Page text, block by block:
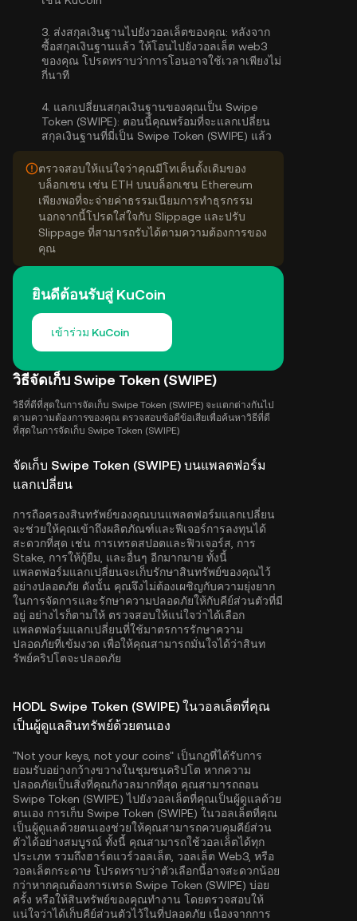
3. ส่งสกุลเงินฐานไปยังวอลเล็ตของคุณ: หลังจาก
ซื้อสกุลเงินฐานแล้ว ให้โอนไปยังวอลเล็ต web3
ของคุณ โปรดทราบว่าการโอนอาจใช้เวลาเพียงไม่
กี่นาที
4. แลกเปลี่ยนสกุลเงินฐานของคุณเป็น Swipe
Token (SWIPE): ตอนนี้คุณพร้อมที่จะแลกเปลี่ยน
สกุลเงินฐานที่มี่เป็น Swipe Token (SWIPE) แล้ว
ตรวจสอบให้แน่ใจว่าคุณมีโทเค็นดั้งเดิมของ
บล็อกเชน เช่น ETH บนบล็อกเชน Ethereum
เพียงพอที่จะจ่ายค่าธรรมเนียมการทำธุรกรรม
นอกจากนี้โปรดใส่ใจกับ Slippage และปรับ
Slippage ที่สามารถรับได้ตามความต้องการของ
คุณ
ยินดีต้อนรับสู่ KuCoin
เข้าร่วม KuCoin
วิธีจัดเก็บ Swipe Token (SWIPE)
วิธีที่ดีที่สุดในการจัดเก็บ Swipe Token (SWIPE) จะแตกต่างกันไป
ตามความต้องการของคุณ ตรวจสอบข้อดีข้อเสียเพื่อค้นหาวิธีที่ดี
ที่สุดในการจัดเก็บ Swipe Token (SWIPE)
จัดเก็บ Swipe Token (SWIPE) บนแพลตฟอร์ม
แลกเปลี่ยน
การถือครองสินทรัพย์ของคุณบนแพลตฟอร์มแลกเปลี่ยน
จะช่วยให้คุณเข้าถึงผลิตภัณฑ์และฟีเจอร์การลงทุนได้
สะดวกที่สุด เช่น การเทรดสปอตและฟิวเจอร์ส, การ
Stake, การให้กู้ยืม, และอื่นๆ อีกมากมาย ทั้งนี้
แพลตฟอร์มแลกเปลี่ยนจะเก็บรักษาสินทรัพย์ของคุณไว้
อย่างปลอดภัย ดังนั้น คุณจึงไม่ต้องเผชิญกับความยุ่งยาก
ในการจัดการและรักษาความปลอดภัยให้กับคีย์ส่วนตัวที่มี
อยู่ อย่างไรก็ตามให้ ตรวจสอบให้แน่ใจว่าได้เลือก
แพลตฟอร์มแลกเปลี่ยนที่ใช้มาตรการรักษาความ
ปลอดภัยที่เข้มงวด เพื่อให้คุณสามารถมั่นใจได้ว่าสินท
รัพย์คริปโตจะปลอดภัย
HODL Swipe Token (SWIPE) ในวอลเล็ตที่คุณ
เป็นผู้ดูแลสินทรัพย์ด้วยตนเอง
"Not your keys, not your coins" เป็นกฎที่ได้รับการ
ยอมรับอย่างกว้างขวางในชุมชนคริปโต หากความ
ปลอดภัยเป็นสิ่งที่คุณกังวลมากที่สุด คุณสามารถถอน
Swipe Token (SWIPE) ไปยังวอลเล็ตที่คุณเป็นผู้ดูแลด้วย
ตนเอง การเก็บ Swipe Token (SWIPE) ในวอลเล็ตที่คุณ
เป็นผู้ดูแลด้วยตนเองช่วยให้คุณสามารถควบคุมคีย์ส่วน
ตัวได้อย่างสมบูรณ์ ทั้งนี้ คุณสามารถใช้วอลเล็ตได้ทุก
ประเภท รวมถึงฮาร์ดแวร์วอลเล็ต, วอลเล็ต Web3, หรือ
วอลเล็ตกระดาษ โปรดทราบว่าตัวเลือกนี้อาจสะดวกน้อย
กว่าหากคุณต้องการเทรด Swipe Token (SWIPE) บ่อย
ครั้ง หรือให้สินทรัพย์ของคุณทำงาน โดยตรวจสอบให้
แน่ใจว่าได้เก็บคีย์ส่วนตัวไว้ในที่ปลอดภัย เนื่องจากการ